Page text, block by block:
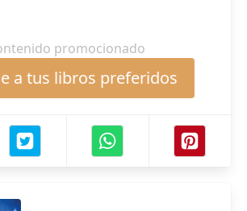
promocionado
a tus libros preferidos